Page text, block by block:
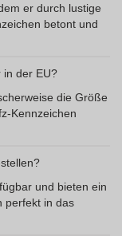
er durch lustige
betont und
in der EU?
die Größe
Kennzeichen
und bieten ein
perfekt in das